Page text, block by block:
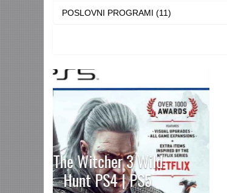
POSLOVNI PROGRAMI (11)
Need for Speed™
Unbound PS5